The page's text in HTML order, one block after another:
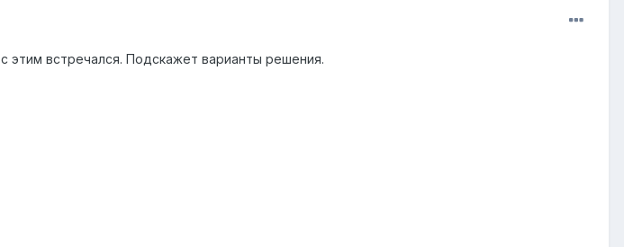
этим встречался. Подскажет варианты решения.